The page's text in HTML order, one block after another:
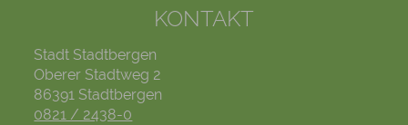
KONTAKT
Stadt Stadtbergen
Oberer Stadtweg 2
86391 Stadtbergen
0821 / 2438-0